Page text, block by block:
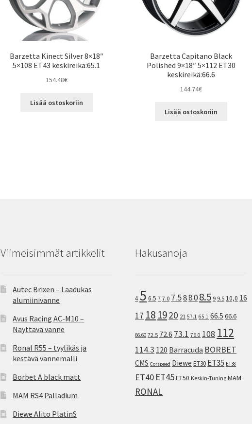
Barzetta Kinect Silver 8×18″
5×108 ET43 keskireikä:65.1
154.48€
Lisää ostoskoriin
Barzetta Capitano Black
Polished 9×18″ 5×112 ET30
keskireikä:66.6
144.74€
Lisää ostoskoriin
Viimeisimmät artikkelit
Autec Brixen – Laadukas
alumiinivanne
Avus Racing AC-M10 –
Näyttävä vanne
Ronal R55 – tyylikäs ja
kestävä vannemalli
Borbet A black matt
MAM RS4 Palladium
Diewe Alito PlatinS
Hakusanoja
4 5 6.5 7 7.0 7.588.08.5 9 9.5 10,0 16
17 18 1920 21 57.1 65.1 66.5 66.6
66.60 72.5 72.6 73.1 76.0 108 112
114.3 120 Barracuda BORBET
CMS Corspeed Diewe ET30 ET35 ET38
ET40 ET45ET50 Keskin-Tuning MAM
RONAL